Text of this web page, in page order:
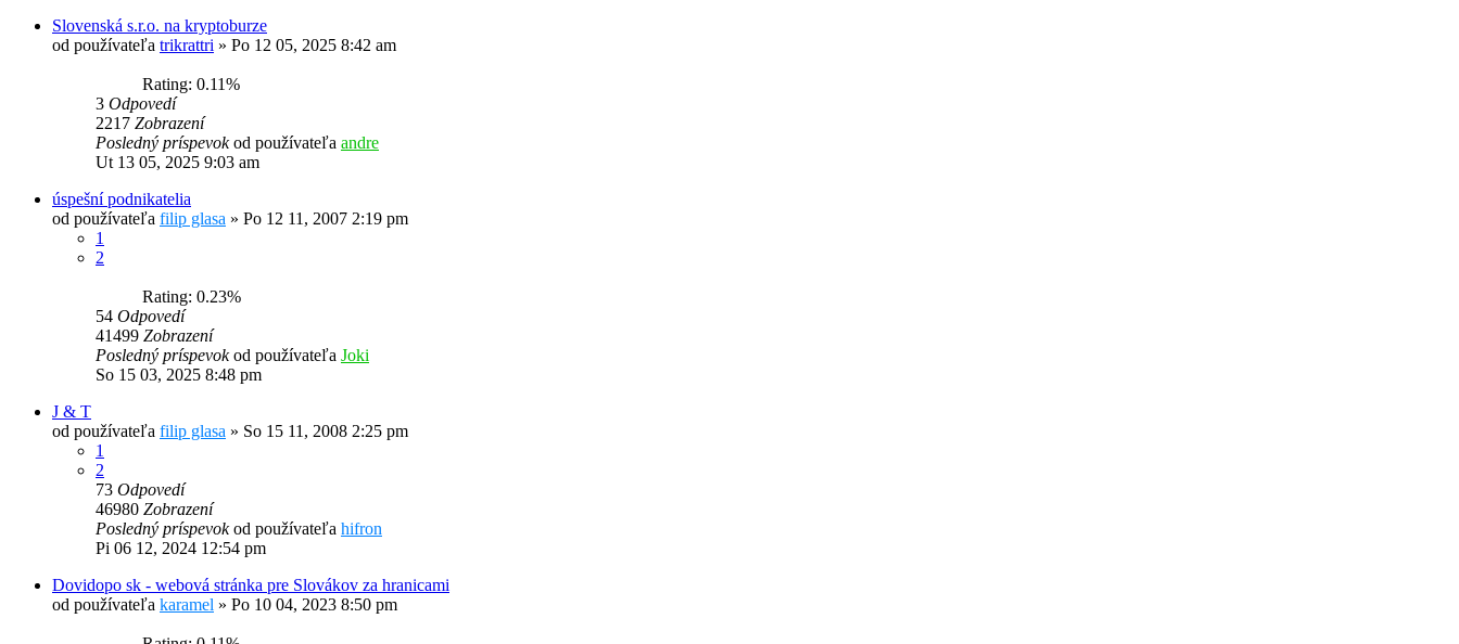
Slovenská s.r.o. na kryptoburze
od používateľa trikrattri » Po 12 05, 2025 8:42 am
Rating: 0.11%
3 Odpovedí
2217 Zobrazení
Posledný príspevokod používateľa andre
Ut 13 05, 2025 9:03 am
úspešní podnikatelia
od používateľa filip glasa » Po 12 11, 2007 2:19 pm
1
2
Rating: 0.23%
54 Odpovedí
41499 Zobrazení
Posledný príspevokod používateľa Joki
So 15 03, 2025 8:48 pm
J & T
od používateľa filip glasa » So 15 11, 2008 2:25 pm
1
2
73 Odpovedí
46980 Zobrazení
Posledný príspevokod používateľa hifron
Pi 06 12, 2024 12:54 pm
Dovidopo sk - webová stránka pre Slovákov za hranicami
od používateľa karamel » Po 10 04, 2023 8:50 pm